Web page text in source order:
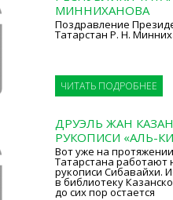
МИННИХАНОВА
Поздравление
Татарстан Р. Н.
ЧИТАТЬ ПОДРОБНЕЕ
ДРУЭЛЬ ЖАН
РУКОПИСИ «АЛЬ-
Вот уже на
Татарстана работают
рукописи Сибавайхи.
в библиотеку
до сих пор остается